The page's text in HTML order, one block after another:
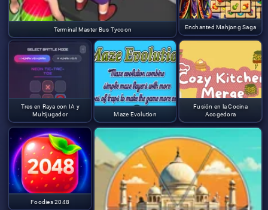
Terminal Master Bus Tycoon Enchanted Mahjong Saga
Tres en Raya con IA y
Multijugador
Maze Evolution
Fusión en la Cocina
Acogedora
Foodies 2048